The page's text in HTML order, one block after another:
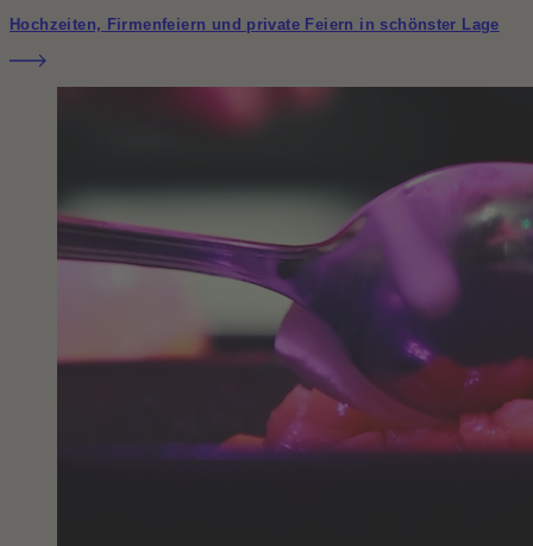
Hochzeiten, Firmenfeiern und private Feiern in schönster Lage